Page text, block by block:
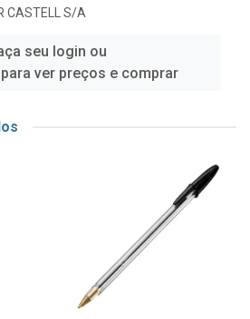
CASTELL S/A
seu login ou
ver preços e comprar